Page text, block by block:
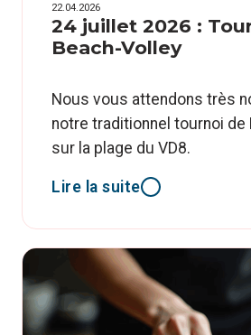
22.04.2026
24 juillet 2026 :
Beach-Volley
Nous vous attendons très
notre traditionnel tournoi de
sur la plage du VD8.
Lire la suite